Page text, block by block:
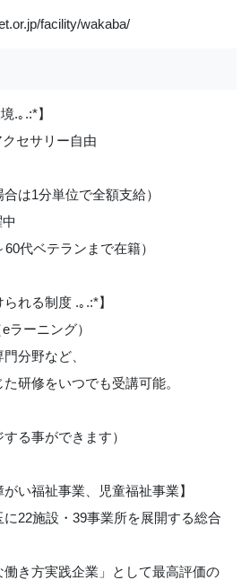
facility/wakaba/
.｡.:*】
セサリー自由
合は1分単位で全額支給）
60代ベテランまで在籍）
れる制度 .｡.:*】
ラーニング）
分野など、
研修をいつでも受講可能。
る事ができます）
がい福祉事業、児童福祉事業】
22施設・39事業所を展開する総合
き方実践企業」として最高評価の